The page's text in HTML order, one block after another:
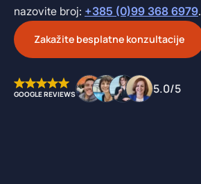
nazovite broj: +385 (0)99 368 6979.
Zakažite besplatne konzultacije
GOOGLE REVIEWS 5.0/5